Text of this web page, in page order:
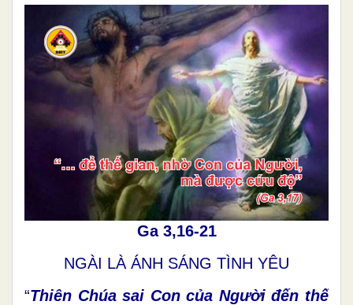
Ga 3,16-21
NGÀI LÀ ÁNH SÁNG TÌNH YÊU
“Thiên Chúa sai Con của Người đến thế